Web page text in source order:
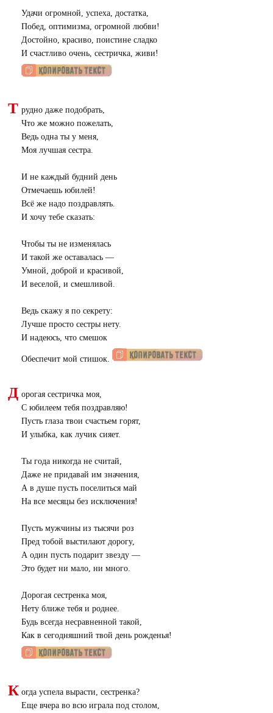
Удачи огромной, успеха, достатка,
Побед, оптимизма, огромной любви!
Достойно, красиво, поистине сладко
И счастливо очень, сестричка, живи!
Т рудно даже подобрать,
Что же можно пожелать,
Ведь одна ты у меня,
Моя лучшая сестра.
И не каждый будний день
Отмечаешь юбилей!
Всё же надо поздравлять.
И хочу тебе сказать:
Чтобы ты не изменялась
И такой же оставалась —
Умной, доброй и красивой,
И веселой, и смешливой.
Ведь скажу я по секрету:
Лучше просто сестры нету.
И надеюсь, что смешок
Обеспечит мой стишок.
Д орогая сестричка моя,
С юбилеем тебя поздравляю!
Пусть глаза твои счастьем горят,
И улыбка, как лучик сияет.
Ты года никогда не считай,
Даже не придавай им значения,
А в душе пусть поселиться май
На все месяцы без исключения!
Пусть мужчины из тысячи роз
Пред тобой выстилают дорогу,
А один пусть подарит звезду —
Это будет ни мало, ни много.
Дорогая сестренка моя,
Нету ближе тебя и роднее.
Будь всегда несравненной такой,
Как в сегодняшний твой день рожденья!
К огда успела вырасти, сестренка?
Еще вчера во всю играла под столом,